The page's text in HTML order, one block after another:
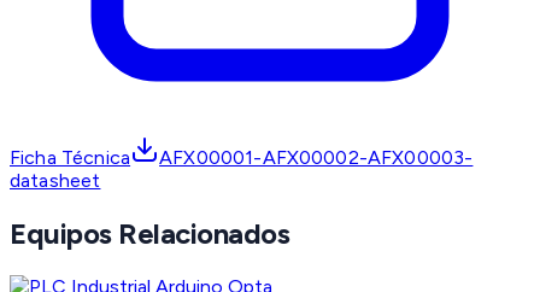
Ficha Técnica
AFX00001-AFX00002-AFX00003-
datasheet
Equipos Relacionados